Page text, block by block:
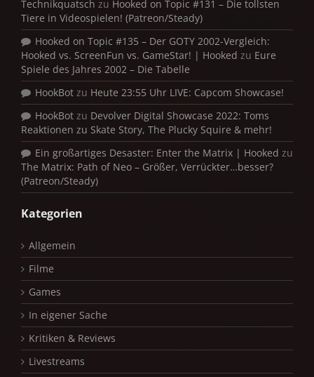
Technikquatsch zu Hooked on Topic #131 – Die tollsten
Tiere in Videospielen! (Patreon/Steady)
Hooked on Topic #135 – Der GOTY 2002-Vergleich:
Hooked vs. ScreenFun vs. GameStar! | Hooked zu Eure
Spiele des Jahres 2002 – Die Tabelle
HookBot zu Heute 23:55 Uhr LIVE: Capcom Showcase!
HookBot zu Devolver Digital Showcase 2022: Toms
Reaktionen zu Skate Story, The Plucky Squire & mehr!
Ein großartiges Desaster: Enter the Matrix | Hooked zu
The Matrix: Path of Neo – Größer, Verrückter…besser?
(Patreon/Steady)
Kategorien
Allgemein
Filme
Games
In eigener Sache
Kritiken & Reviews
Livestreams